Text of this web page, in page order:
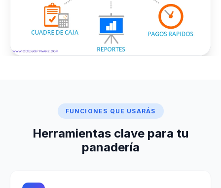
FUNCIONES QUE USARÁS
Herramientas clave para tu
panadería